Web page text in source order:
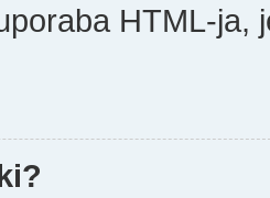
HTML-ja,